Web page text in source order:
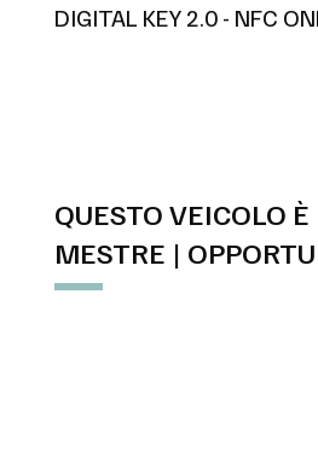
DIGITAL KEY 2.0 - NFC
QUESTO VEICOLO
MESTRE |